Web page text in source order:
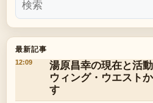
最新記事
12:09
湯原昌幸の現在と活
ウィング・ウエスト
す